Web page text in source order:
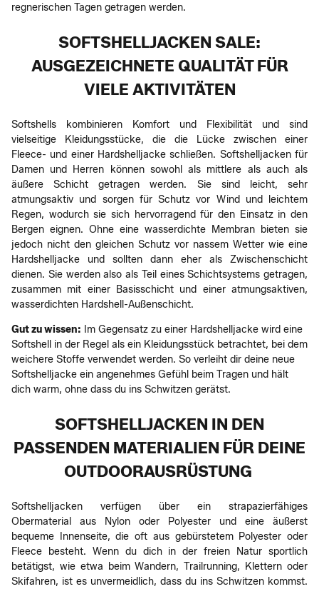
regnerischen Tagen getragen werden.
SOFTSHELLJACKEN SALE:
AUSGEZEICHNETE QUALITÄT FÜR
VIELE AKTIVITÄTEN
Softshells kombinieren Komfort und Flexibilität und sind
vielseitige Kleidungsstücke, die die Lücke zwischen einer
Fleece- und einer Hardshelljacke schließen. Softshelljacken für
Damen und Herren können sowohl als mittlere als auch als
äußere Schicht getragen werden. Sie sind leicht, sehr
atmungsaktiv und sorgen für Schutz vor Wind und leichtem
Regen, wodurch sie sich hervorragend für den Einsatz in den
Bergen eignen. Ohne eine wasserdichte Membran bieten sie
jedoch nicht den gleichen Schutz vor nassem Wetter wie eine
Hardshelljacke und sollten dann eher als Zwischenschicht
dienen. Sie werden also als Teil eines Schichtsystems getragen,
zusammen mit einer Basisschicht und einer atmungsaktiven,
wasserdichten Hardshell-Außenschicht.
Gut zu wissen: Im Gegensatz zu einer Hardshelljacke wird eine
Softshell in der Regel als ein Kleidungsstück betrachtet, bei dem
weichere Stoffe verwendet werden. So verleiht dir deine neue
Softshelljacke ein angenehmes Gefühl beim Tragen und hält
dich warm, ohne dass du ins Schwitzen gerätst.
SOFTSHELLJACKEN IN DEN
PASSENDEN MATERIALIEN FÜR DEINE
OUTDOORAUSRÜSTUNG
Softshelljacken verfügen über ein strapazierfähiges
Obermaterial aus Nylon oder Polyester und eine äußerst
bequeme Innenseite, die oft aus gebürstetem Polyester oder
Fleece besteht. Wenn du dich in der freien Natur sportlich
betätigst, wie etwa beim Wandern, Trailrunning, Klettern oder
Skifahren, ist es unvermeidlich, dass du ins Schwitzen kommst.